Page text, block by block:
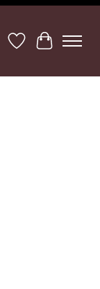
Lista de deseos
Cesta